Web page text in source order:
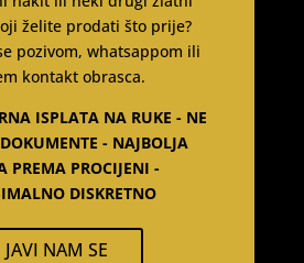
želite prodati što prije?
pozivom, whatsappom ili
kontakt obrasca.
ISPLATA NA RUKE - NE
- NAJBOLJA
PREMA PROCIJENI -
DISKRETNO
JAVI NAM SE